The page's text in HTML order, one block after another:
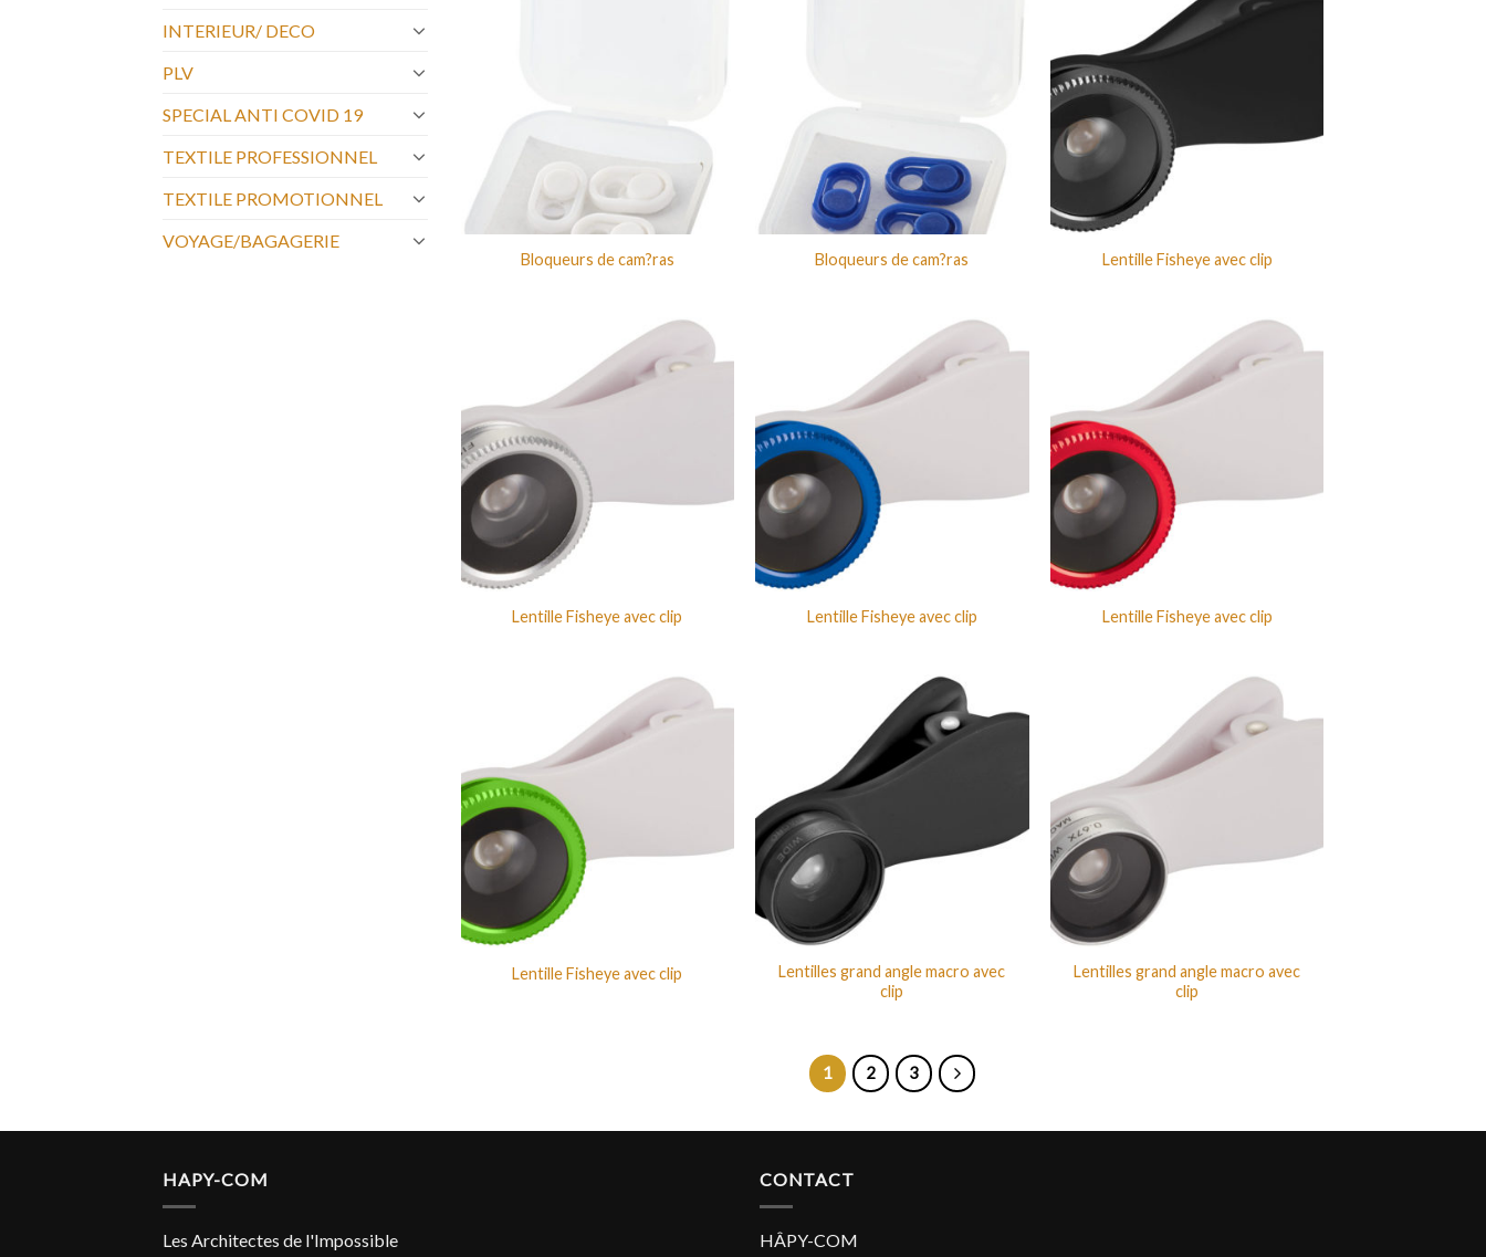
INTERIEUR/ DECO
PLV
SPECIAL ANTI COVID 19
TEXTILE PROFESSIONNEL
TEXTILE PROMOTIONNEL
VOYAGE/BAGAGERIE
Bloqueurs de cam?ras Bloqueurs de cam?ras Lentille Fisheye avec clip
Lentille Fisheye avec clip Lentille Fisheye avec clip Lentille Fisheye avec clip
Lentille Fisheye avec clip
Lentilles grand angle macro avec
clip
Lentilles grand angle macro avec
clip
1 2 3
HAPY-COM
Les Architectes de l'Impossible
CONTACT
HÂPY-COM